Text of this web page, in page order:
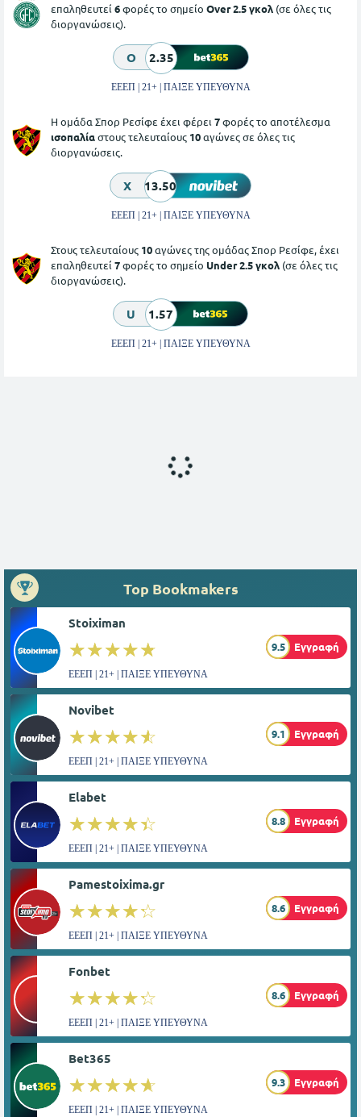
επαληθευτεί 6φορές το σημείο Over 2.5 γκολ (σε όλες τις
διοργανώσεις).
O 2.35
ΕΕΕΠ | 21+ | ΠΑΙΞΕ ΥΠΕΥΘΥΝΑ
Η ομάδα Σπορ Ρεσίφε έχει φέρει 7φορές το αποτέλεσμα
ισοπαλίαστους τελευταίους 10αγώνες σε όλες τις
διοργανώσεις.
X 13.50
ΕΕΕΠ | 21+ | ΠΑΙΞΕ ΥΠΕΥΘΥΝΑ
Στους τελευταίους 10αγώνες της ομάδας Σπορ Ρεσίφε, έχει
επαληθευτεί 7φορές το σημείο Under 2.5 γκολ (σε όλες τις
διοργανώσεις).
U 1.57
ΕΕΕΠ | 21+ | ΠΑΙΞΕ ΥΠΕΥΘΥΝΑ
Top Bookmakers
Stoiximan
☆☆☆☆☆
★★★★★ 9.5 Εγγραφή
ΕΕΕΠ | 21+ | ΠΑΙΞΕ ΥΠΕΥΘΥΝΑ
Novibet
☆☆☆☆☆
★★★★★ 9.1 Εγγραφή
ΕΕΕΠ | 21+ | ΠΑΙΞΕ ΥΠΕΥΘΥΝΑ
Elabet
☆☆☆☆☆
★★★★★ 8.8 Εγγραφή
ΕΕΕΠ | 21+ | ΠΑΙΞΕ ΥΠΕΥΘΥΝΑ
Pamestoixima.gr
☆☆☆☆☆
★★★★★ 8.6 Εγγραφή
ΕΕΕΠ | 21+ | ΠΑΙΞΕ ΥΠΕΥΘΥΝΑ
Fonbet
☆☆☆☆☆
★★★★★ 8.6 Εγγραφή
ΕΕΕΠ | 21+ | ΠΑΙΞΕ ΥΠΕΥΘΥΝΑ
Bet365
☆☆☆☆☆
★★★★★ 9.3 Εγγραφή
ΕΕΕΠ | 21+ | ΠΑΙΞΕ ΥΠΕΥΘΥΝΑ